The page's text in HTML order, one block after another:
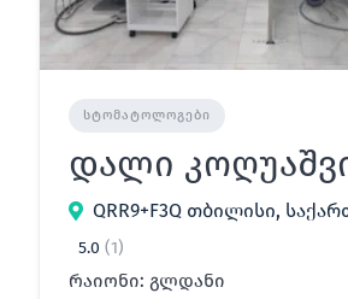
ᲡᲢᲝᲛᲐᲢᲝᲚᲝᲒᲔᲑᲘ
დალი
QRR9+F3Q თბილისი,
5.0 (1)
რაიონი: გლდანი